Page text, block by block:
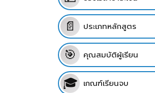
📄 ประเภทหลักสูตร
🎯 คุณสมบัติผู้เรียน
🎓 เกณฑ์เรียนจบ